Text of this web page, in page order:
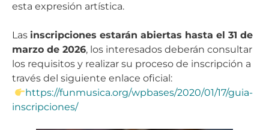
esta expresión artística.
Las inscripciones estarán abiertas hasta el 31 de
marzo de 2026, los interesados deberán consultar
los requisitos y realizar su proceso de inscripción a
través del siguiente enlace oficial:
https://funmusica.org/wpbases/2020/01/17/guia-
inscripciones/